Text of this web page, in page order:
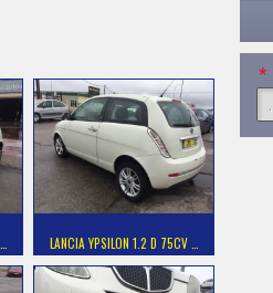
*
LANCIA YPSILON 1.2 D 75CV …